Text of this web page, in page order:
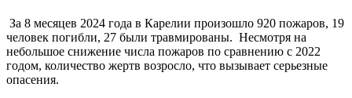
За 8 месяцев 2024 года в Карелии произошло 920 пожаров, 19
человек погибли, 27 были травмированы. Несмотря на
небольшое снижение числа пожаров по сравнению с 2022
годом, количество жертв возросло, что вызывает серьезные
опасения.